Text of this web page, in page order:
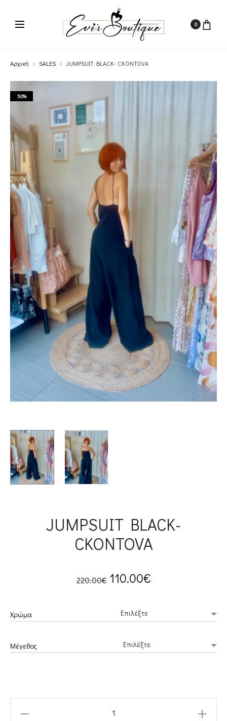
0
Αρχική SALES JUMPSUIT BLACK- CKONTOVA
50%
JUMPSUIT BLACK-
CKONTOVA
220.00€ Original
was:
220.00€.
110.00€Current
is:
110.00€.
Χρώμα
Μέγεθος